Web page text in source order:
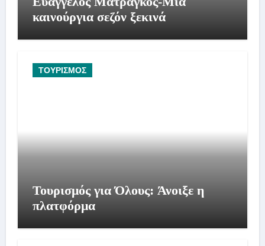
καινούργια σεζόν ξεκινά
ΤΟΥΡΙΣΜΟΣ
Τουρισμός για Όλους: Άνοιξε η
πλατφόρμα